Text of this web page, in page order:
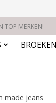
TOP MERKEN!
BROEKEN
made jeans